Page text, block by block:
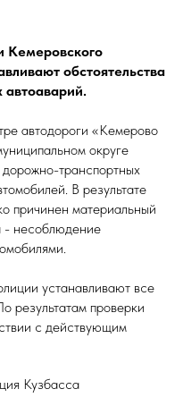
Кемеровского
обстоятельства
автоаварий.
автодороги «Кемерово
округе
транспортных
В результате
причинен материальный
- несоблюдение
устанавливают все
результатам проверки
с действующим
Кузбасса